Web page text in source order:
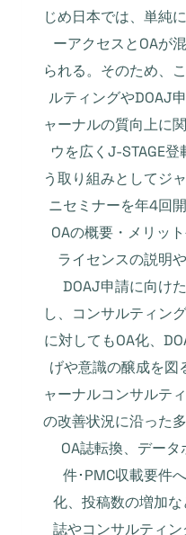
じめ日本では、単純
ーアクセスとOAが
られる。そのため、
ルティングやDOAJ
ャーナルの質向上に
ウを広くJ-STAGE
う取り組みとしてジ
ニセミナーを年4回
OAの概要・メリッ
ライセンスの説明
DOAJ申請に向け
し、コンサルティン
に対してもOA化、
げや意識の醸成を図
ャーナルコンサルテ
の改善状況に沿った
OA誌転換、デー
件･PMC収載要件
化、投稿数の増加
誌やコンサルティ